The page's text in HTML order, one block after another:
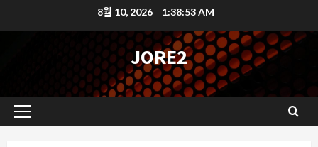
텐
가
8월 10, 2026 1:38:54 AM
JORE2
기